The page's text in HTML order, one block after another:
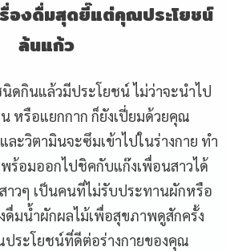
รื่องดื่มสุดยี๊แต่คุณประโยชน์
ล้นแก้ว
ดกินแล้วมีประโยชน์ ไม่ว่าจะนำไป
หรือแยกกาก ก็ยังเปี่ยมด้วยคุณ
ละวิตามินจะซึมเข้าไปในร่างกาย ทำ
ร้อมออกไปชิคกับแก๊งเพื่อนสาวได้
าวๆ เป็นคนที่ไม่รับประทานผักหรือ
ดื่มน้ำผักผลไม้เพื่อสุขภาพดูสักครั้ง
ประโยชน์ที่ดีต่อร่างกายของคุณ